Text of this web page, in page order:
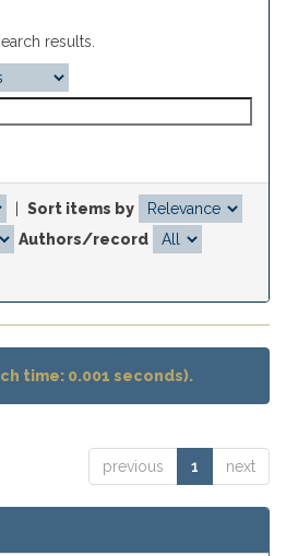
results.
Sort items by
Authors/record
time: 0.001 seconds).
previous 1 next